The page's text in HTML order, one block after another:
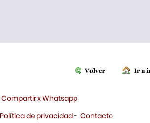
Compartir x Whatsapp
Política de privacidad- Contacto